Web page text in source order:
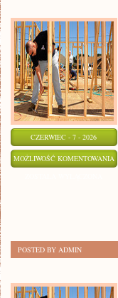
CZERWIEC - 7 - 2026
MOŻLIWOŚĆ KOMENTOWANIA
POSTED BY ADMIN